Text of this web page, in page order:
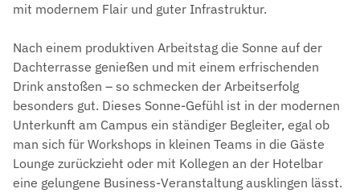
mit modernem Flair und guter Infrastruktur.
Nach einem produktiven Arbeitstag die Sonne auf der
Dachterrasse genießen und mit einem erfrischenden
Drink anstoßen – so schmecken der Arbeitserfolg
besonders gut. Dieses Sonne-Gefühl ist in der modernen
Unterkunft am Campus ein ständiger Begleiter, egal ob
man sich für Workshops in kleinen Teams in die Gäste
Lounge zurückzieht oder mit Kollegen an der Hotelbar
eine gelungene Business-Veranstaltung ausklingen lässt.